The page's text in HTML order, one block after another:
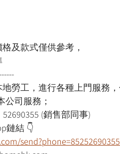
及款式僅供參考，
勞工，進行各種上門服務
司服務；
(銷售部同事)
鏈結 👇
send?phone=85252690355